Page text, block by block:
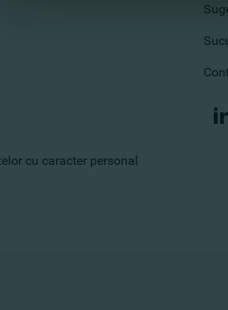
cu caracter personal